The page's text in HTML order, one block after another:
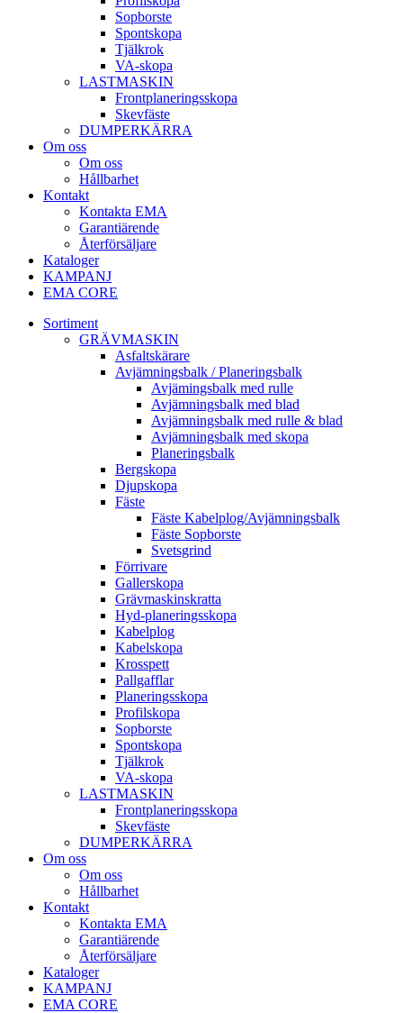
Sop­borste
Spont­skopa
Tjäl­krok
VA­-skopa
LAST­MASKIN
Front­planerings­skopa
Skev­fäste
DUMPER­KÄRRA
Om oss
Om oss
Hållbarhet
Kontakt
Kontakta EMA
Garantiärende
Återförsäljare
Kataloger
KAMPANJ
EMA CORE
Sortiment
GRÄV­MASKIN
Asfalt­skärare
Avjämnings­balk / Planeringsbalk
Avjämingsbalk med rulle
Avjämningsbalk med blad
Avjämningsbalk med rulle & blad
Avjämningsbalk med skopa
Planerings­balk
Berg­skopa
Djup­skopa
Fäste
Fäste Kabel­­plog/­Avjämnings­­balk
Fäste Sop­borste
Svets­grind
Förrivare
Galler­skopa
Gräv­maskins­kratta
Hyd­-planerings­skopa
Kabel­plog
Kabel­skopa
Kros­spett
Pallgafflar
Planerings­skopa
Profil­skopa
Sop­borste
Spont­skopa
Tjäl­krok
VA­-skopa
LAST­MASKIN
Front­planerings­skopa
Skev­fäste
DUMPER­KÄRRA
Om oss
Om oss
Hållbarhet
Kontakt
Kontakta EMA
Garantiärende
Återförsäljare
Kataloger
KAMPANJ
EMA CORE